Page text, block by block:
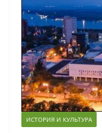
ИСТОРИЯ И КУЛЬТУРА